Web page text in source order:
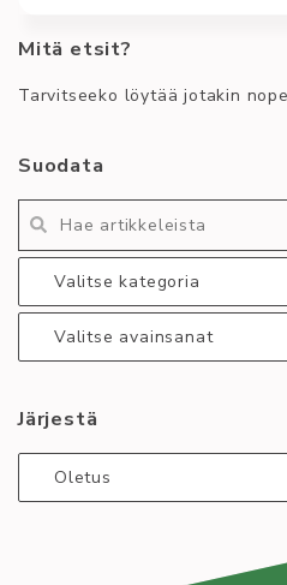
Asteriski ry:n 50v
kannatustuotteille logoa.
Tiedotus
50 college
kannatustuote kilpailu logo
vuosijuhla
Mitä etsit?
Tarvitseeko löytää jotakin
Suodata
Valitse kategoria
Valitse avainsanat
Järjestä
Oletus